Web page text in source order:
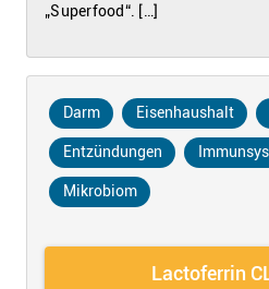
„Superfood“. […]
Darm Eisenhaushalt
Entzündungen
Mikrobiom
Lactoferrin